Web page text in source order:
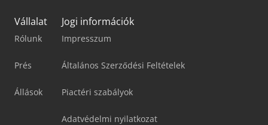
Vállalat
Rólunk
Prés
Állások
Jogi információk
Impresszum
Általános Szerződési Feltételek
Piactéri szabályok
Adatvédelmi nyilatkozat